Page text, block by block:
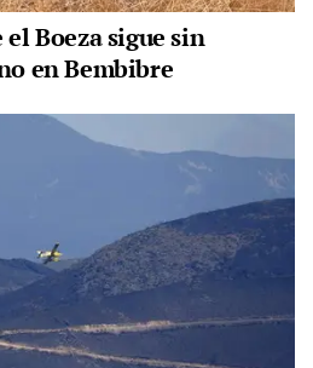
Boeza sigue sin
en Bembibre